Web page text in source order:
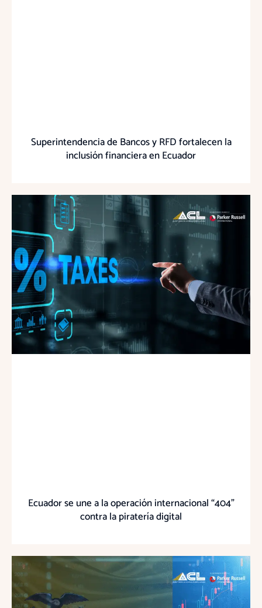
Superintendencia de Bancos y RFD fortalecen la
inclusión financiera en Ecuador
Ecuador se une a la operación internacional “404”
contra la piratería digital